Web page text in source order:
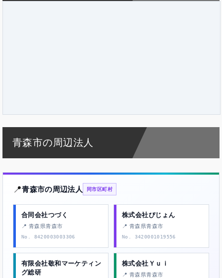
青森市の周辺法人
📍青森市の周辺法人 同市区町村
合同会社つづく
📍 青森県青森市
No. 8420003003306
株式会社ぴじょん
📍 青森県青森市
No. 3420001019556
有限会社敬和マーケティン
グ総研
株式会社Ｙｕｉ
📍 青森県青森市